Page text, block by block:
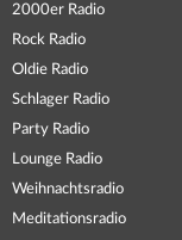
2000er Radio
Rock Radio
Oldie Radio
Schlager Radio
Party Radio
Lounge Radio
Weihnachtsradio
Meditationsradio